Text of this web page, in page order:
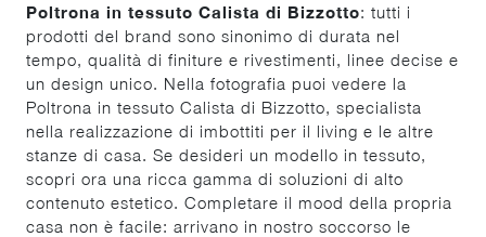
Poltrona in tessuto Calista di Bizzotto: tutti i
prodotti del brand sono sinonimo di durata nel
tempo, qualità di finiture e rivestimenti, linee decise e
un design unico. Nella fotografia puoi vedere la
Poltrona in tessuto Calista di Bizzotto, specialista
nella realizzazione di imbottiti per il living e le altre
stanze di casa. Se desideri un modello in tessuto,
scopri ora una ricca gamma di soluzioni di alto
contenuto estetico. Completare il mood della propria
casa non è facile: arrivano in nostro soccorso le